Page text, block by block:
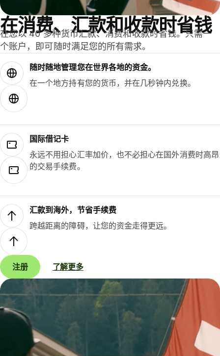
在消费、汇款和收款时省钱
在您以 40 多种货币汇款、消费和收款时省钱。只需一
个账户，即可随时满足您的所有需求。
随时随地管理您在世界各地的资金。
在一个地方持有您的货币，并在几秒钟内兑换。
国际借记卡
永远不用担心汇率加价，也不必担心在国外消费时高昂
的交易手续费。
汇款到海外，节省手续费
跨越距离的障碍，让您的资金走得更远。
注册 了解更多